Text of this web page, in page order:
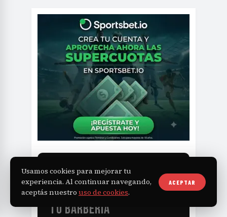
NAVAJABOOK
TU BARBERÍA
Usamos cookies para mejorar tu
experiencia. Al continuar navegando,
aceptás nuestro uso de cookies.
ACEPTAR